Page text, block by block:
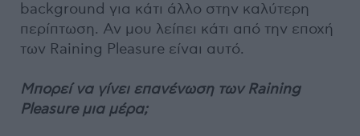
background για κάτι άλλο στην καλύτερη
περίπτωση. Αν μου λείπει κάτι από την εποχή
των Raining Pleasure είναι αυτό.
Μπορεί να γίνει επανένωση των Raining
Pleasure μια μέρα;